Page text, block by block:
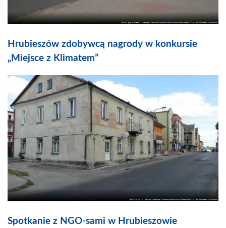
Hrubieszów zdobywcą nagrody w konkursie
„Miejsce z Klimatem”
Spotkanie z NGO-sami w Hrubieszowie